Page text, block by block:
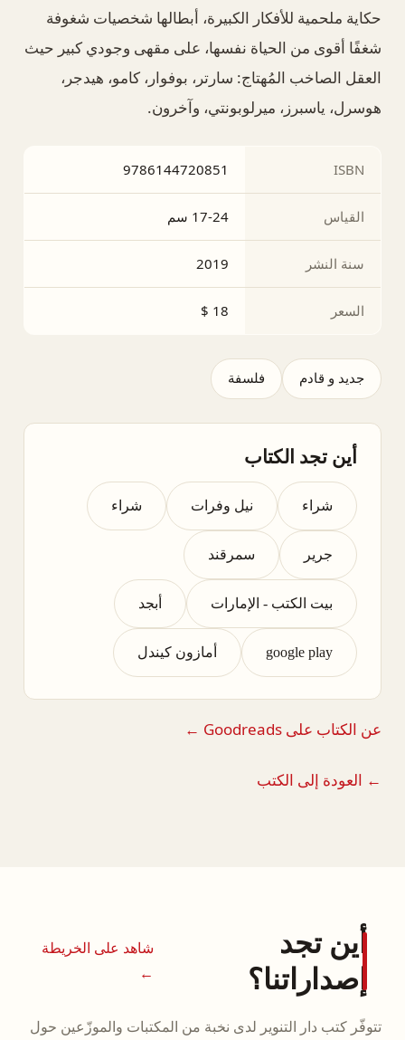
حكاية ملحمية للأفكار الكبيرة، أبطالها شخصيات شغوفة
شغفًا أقوى من الحياة نفسها، على مقهى وجودي كبير حيث
العقل الصاخب المُهتاج: سارتر، بوفوار، كامو، هيدجر،
هوسرل، ياسبرز، ميرلوبونتي، وآخرون.
ISBN
9786144720851
القياس 17-24 سم
سنة النشر 2019
السعر 18 $
جديد و قادم فلسفة
أين تجد الكتاب
شراء نيل وفرات شراء
جرير سمرقند
بيت الكتب - الإمارات أبجد
google play أمازون كيندل
عن الكتاب على Goodreads ←
← العودة إلى الكتب
أين تجد
إصداراتنا؟
شاهد على الخريطة
←
تتوفّر كتب دار التنوير لدى نخبة من المكتبات والموزّعين حول